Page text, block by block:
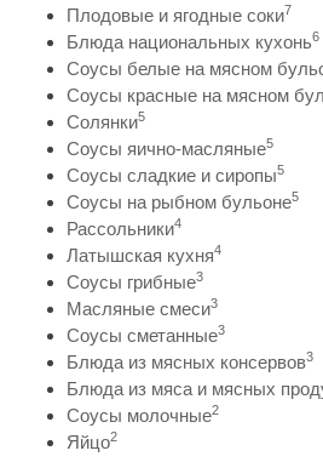
Плодовые и ягодные соки7
Блюда национальных кухонь6
Соусы белые на мясном
Соусы красные на мясном
Солянки5
Соусы яично-масляные5
Соусы сладкие и сиропы5
Соусы на рыбном бульоне5
Рассольники4
Латышская кухня4
Соусы грибные3
Масляные смеси3
Соусы сметанные3
Блюда из мясных консервов3
Блюда из мяса и мясных
Соусы молочные2
Яйцо2